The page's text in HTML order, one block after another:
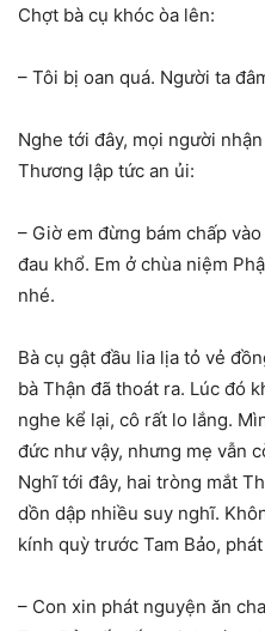
Chợt bà cụ khóc òa lên:
– Tôi bị oan quá. Người ta
Nghe tới đây, mọi người
Thương lập tức an ủi:
– Giờ em đừng bám chấp
đau khổ. Em ở chùa niệm
nhé.
Bà cụ gật đầu lia lịa tỏ vẻ
bà Thận đã thoát ra. Lúc đó
nghe kể lại, cô rất lo lắng.
đức như vậy, nhưng mẹ vẫn
Nghĩ tới đây, hai tròng mắt
dồn dập nhiều suy nghĩ.
kính quỳ trước Tam Bảo,
– Con xin phát nguyện ăn